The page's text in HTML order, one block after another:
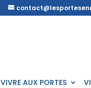
VIVRE AUX PORTES